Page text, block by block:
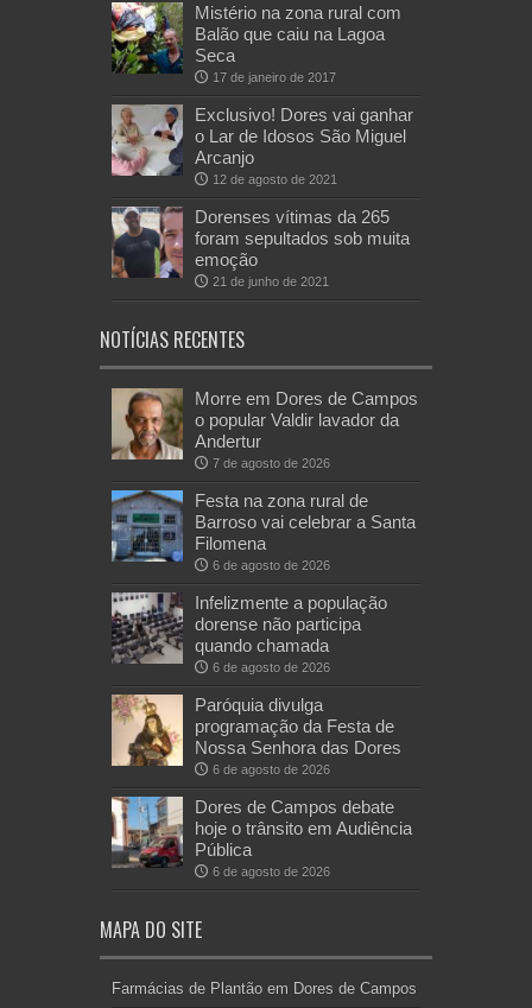
Mistério na zona rural com
Balão que caiu na Lagoa
Seca
17 de janeiro de 2017
Exclusivo! Dores vai ganhar
o Lar de Idosos São Miguel
Arcanjo
12 de agosto de 2021
Dorenses vítimas da 265
foram sepultados sob muita
emoção
21 de junho de 2021
NOTÍCIAS RECENTES
Morre em Dores de Campos
o popular Valdir lavador da
Andertur
7 de agosto de 2026
Festa na zona rural de
Barroso vai celebrar a Santa
Filomena
6 de agosto de 2026
Infelizmente a população
dorense não participa
quando chamada
6 de agosto de 2026
Paróquia divulga
programação da Festa de
Nossa Senhora das Dores
6 de agosto de 2026
Dores de Campos debate
hoje o trânsito em Audiência
Pública
6 de agosto de 2026
MAPA DO SITE
Farmácias de Plantão em Dores de Campos